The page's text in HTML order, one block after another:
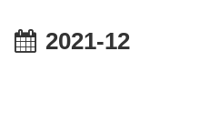
2021-12